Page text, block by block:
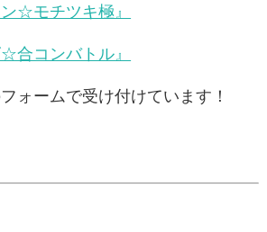
☆モチツキ極』
合コンバトル』
ォームで受け付けています！